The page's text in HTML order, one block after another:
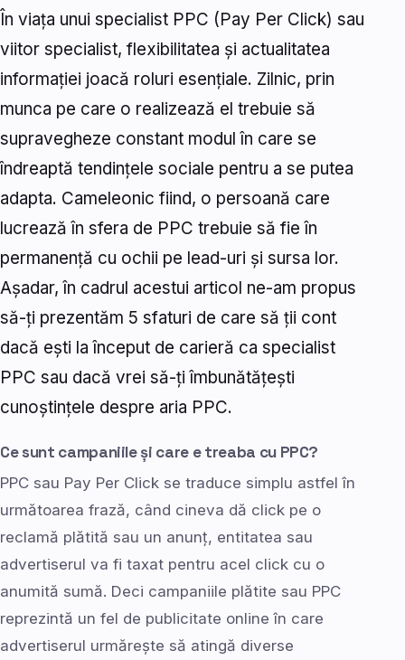
În viața unui specialist PPC (Pay Per Click) sau
viitor specialist, flexibilitatea și actualitatea
informației joacă roluri esențiale. Zilnic, prin
munca pe care o realizează el trebuie să
supravegheze constant modul în care se
îndreaptă tendințele sociale pentru a se putea
adapta. Cameleonic fiind, o persoană care
lucrează în sfera de PPC trebuie să fie în
permanență cu ochii pe lead-uri și sursa lor.
Așadar, în cadrul acestui articol ne-am propus
să-ți prezentăm 5 sfaturi de care să ții cont
dacă ești la început de carieră ca specialist
PPC sau dacă vrei să-ți îmbunătățești
cunoștințele despre aria PPC.
Ce sunt campaniile și care e treaba cu PPC?
PPC sau Pay Per Click se traduce simplu astfel în
următoarea frază, când cineva dă click pe o
reclamă plătită sau un anunț, entitatea sau
advertiserul va fi taxat pentru acel click cu o
anumită sumă. Deci campaniile plătite sau PPC
reprezintă un fel de publicitate online în care
advertiserul urmărește să atingă diverse